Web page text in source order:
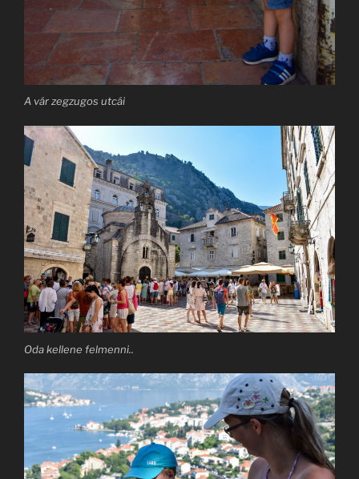
A vár zegzugos utcái
Oda kellene felmenni..